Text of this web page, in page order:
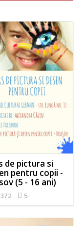
de pictura si
pentru copii -
(5 - 16 ani)
5